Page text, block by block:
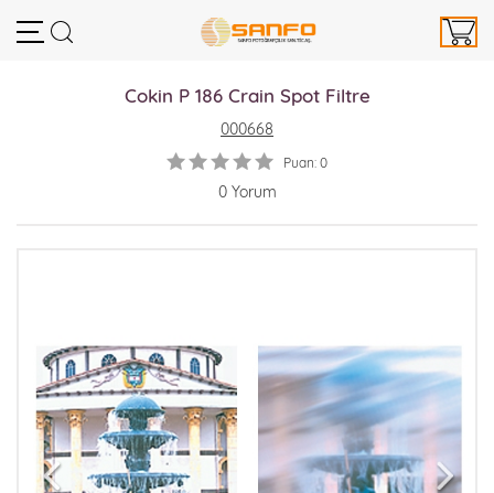
Cokin P 186 Crain Spot Filtre
000668
Puan: 0
0 Yorum